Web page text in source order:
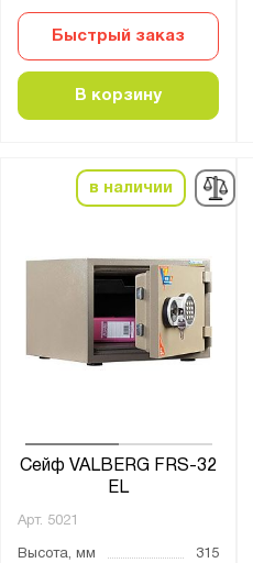
Быстрый заказ
В корзину
в наличии
Сейф VALBERG FRS-32
EL
Арт. 5021
Высота, мм
315